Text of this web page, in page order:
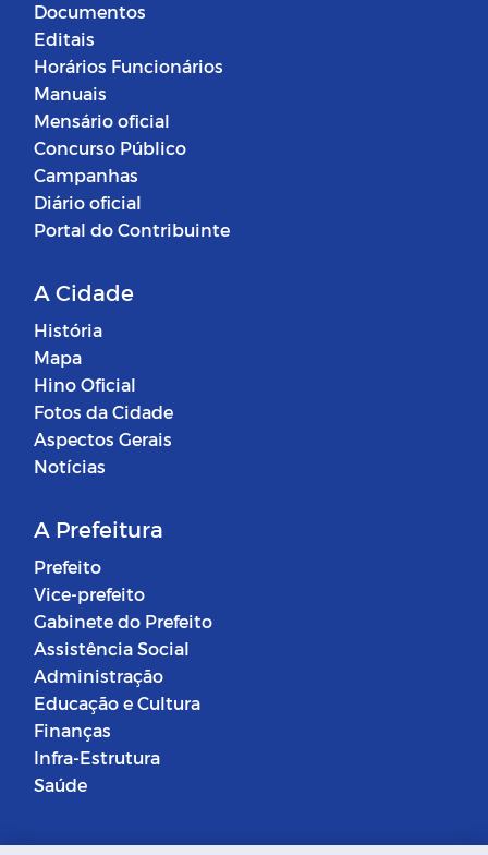
Documentos
Editais
Horários Funcionários
Manuais
Mensário oficial
Concurso Público
Campanhas
Diário oficial
Portal do Contribuinte
A Cidade
História
Mapa
Hino Oficial
Fotos da Cidade
Aspectos Gerais
Notícias
A Prefeitura
Prefeito
Vice-prefeito
Gabinete do Prefeito
Assistência Social
Administração
Educação e Cultura
Finanças
Infra-Estrutura
Saúde